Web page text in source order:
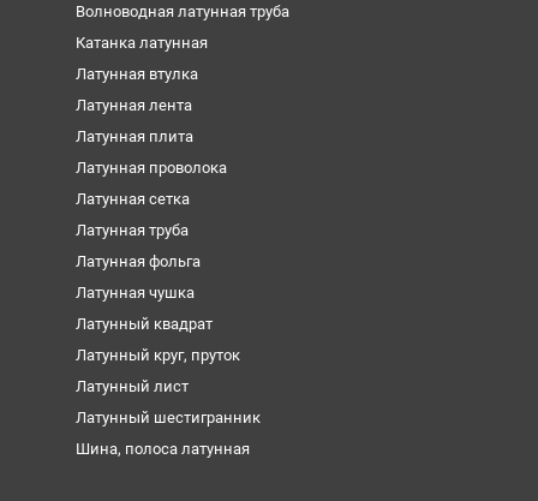
Волноводная латунная труба
Катанка латунная
Латунная втулка
Латунная лента
Латунная плита
Латунная проволока
Латунная сетка
Латунная труба
Латунная фольга
Латунная чушка
Латунный квадрат
Латунный круг, пруток
Латунный лист
Латунный шестигранник
Шина, полоса латунная